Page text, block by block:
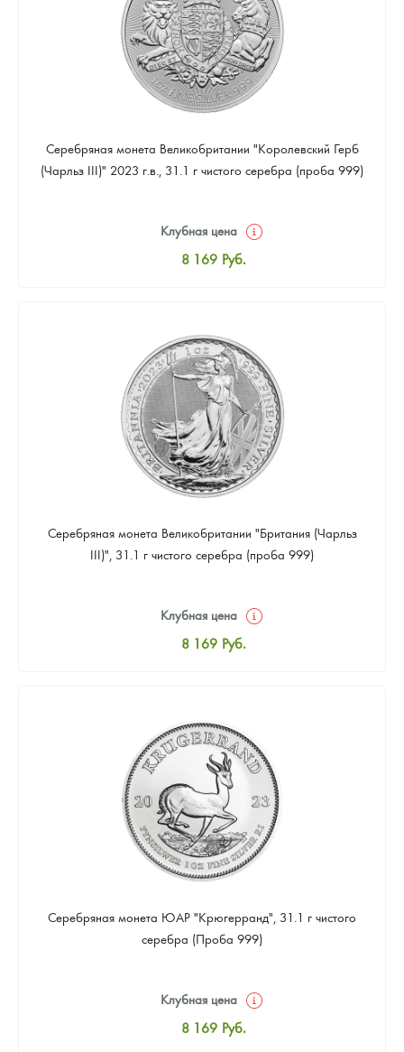
Серебряная монета Великобритании "Королевский Герб
(Чарльз III)" 2023 г.в., 31.1 г чистого серебра (проба 999)
Клубная цена
8 169 Руб.
Цена выкупа
Звоните
Серебряная монета Великобритании "Британия (Чарльз
III)", 31.1 г чистого серебра (проба 999)
Клубная цена
8 169 Руб.
Звоните
Серебряная монета ЮАР "Крюгерранд", 31.1 г чистого
серебра (Проба 999)
Клубная цена
8 169 Руб.